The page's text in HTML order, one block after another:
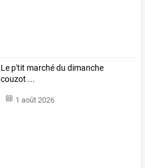
Le p'tit marché du dimanche
couzot ...
1 août 2026